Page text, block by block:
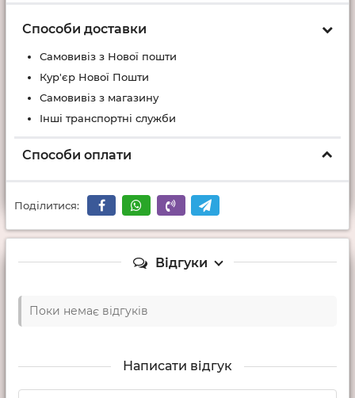
Способи доставки
Самовивіз з Нової пошти
Кур'єр Нової Пошти
Самовивіз з магазину
Інші транспортні служби
Способи оплати
Поділитися:
Відгуки
Поки немає відгуків
Написати відгук